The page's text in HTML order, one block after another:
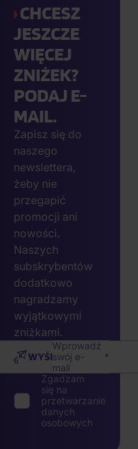
CHCESZ
JESZCZE
WIĘCEJ
ZNIŻEK?
PODAJ E-
MAIL.
Zapisz się do
naszego
newslettera,
żeby nie
przegapić
promocji ani
nowości.
Naszych
subskrybentów
dodatkowo
nagradzamy
wyjątkowymi
zniżkami.
Wprowadź
swój e-
mail
WYŚLIJ
Zgadzam
się na
przetwarzanie
danych
osobowych